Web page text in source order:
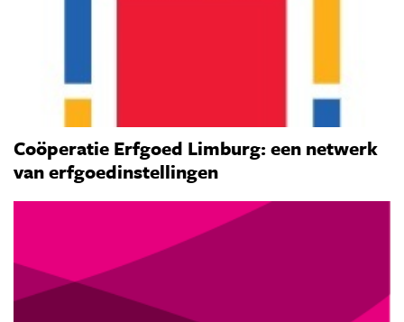
Coöperatie Erfgoed Limburg: een netwerk
van erfgoedinstellingen